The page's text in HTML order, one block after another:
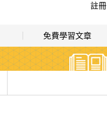
註冊
免費學習文章
熱門文章主題
文章分類
購物車0商品